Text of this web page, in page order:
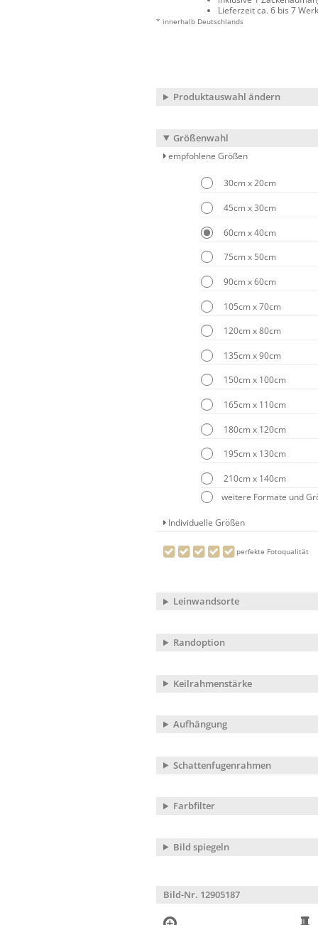
Lieferzeit ca. 6 bis 7
* innerhalb Deutschlands
Produktauswahl ändern
Größenwahl
empfohlene Größen
30cm x 20cm
45cm x 30cm
60cm x 40cm
75cm x 50cm
90cm x 60cm
105cm x 70cm
120cm x 80cm
135cm x 90cm
150cm x 100cm
165cm x 110cm
180cm x 120cm
195cm x 130cm
210cm x 140cm
weitere Formate und
Individuelle Größen
perfekte Fotoqualität
Leinwandsorte
Randoption
Keilrahmenstärke
Aufhängung
Schattenfugenrahmen
Farbfilter
Bild spiegeln
Bild-Nr. 12905187